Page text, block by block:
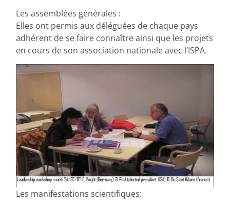
Les assemblées générales :
Elles ont permis aux déléguées de chaque pays
adhérent de se faire connaître ainsi que les projets
en cours de son association nationale avec l’ISPA.
Les manifestations scientifiques: